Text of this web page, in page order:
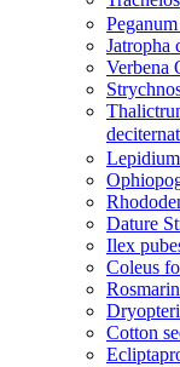
Jatropha
Verbena
Dature
Ilex
Coleus
Cotton